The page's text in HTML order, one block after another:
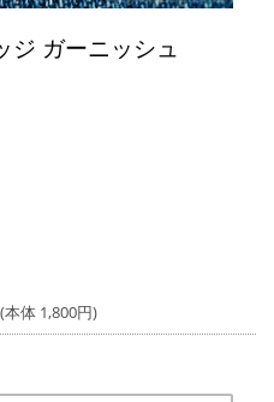
ジ ガーニッシュ
(本体 1,800円)